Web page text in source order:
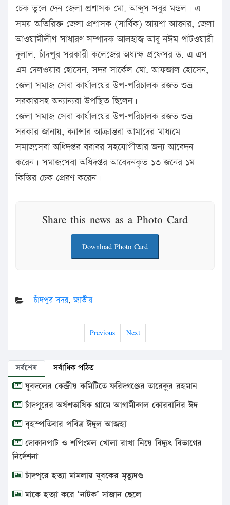
চেক তুলে দেন জেলা প্রশাসক মো. আব্দুস সবুর মন্ডল। এ
সময় অতিরিক্ত জেলা প্রশাসক (সার্বিক) আয়শা আক্তার, জেলা
আওয়ামীলীগ সাধারণ সম্পাদক আলহাজ্ব আবু নঈম পাটওয়ারী
দুলাল, চাঁদপুর সরকারী কলেজের অধ্যক্ষ প্রফেসর ড. এ এস
এম দেলওয়ার হোসেন, সদর সার্কেল মো. আফজাল হোসেন,
জেলা সমাজ সেবা কার্যালয়ের উপ-পরিচালক রজত শুভ্র
সরকারসহ অন্যান্যরা উপস্থিত ছিলেন।
জেলা সমাজ সেবা কার্যালয়ের উপ-পরিচালক রজত শুভ্র
সরকার জানায়, ক্যান্সার আক্রান্তরা আমাদের মাধ্যমে
সমাজসেবা অধিদপ্তর বরাবর সহযোগীতার জন্য আবেদন
করেন। সমাজসেবা অধিদপ্তর আবেদনকৃত ১৩ জনের ১ম
কিস্তির চেক প্রেরণ করেন।
Share this news as a Photo Card
Download Photo Card
চাঁদপুর সদর,জাতীয়
Previous Next
সর্বশেষ সর্বাধিক পঠিত
যুবদলের কেন্দ্রীয় কমিটিতে ফরিদগঞ্জের তারেকুর রহমান
চাঁদপুরের অর্ধশতাধিক গ্রামে আগামীকাল কোরবানির ঈদ
বৃহস্পতিবার পবিত্র ঈদুল আজহা
দোকানপাট ও শপিংমল খোলা রাখা নিয়ে বিদ্যুৎ বিভাগের
নির্দেশনা
চাঁদপুরে হত্যা মামলায় যুবকের মৃত্যুদণ্ড
মাকে হত্যা করে ‘নাটক’ সাজান ছেলে